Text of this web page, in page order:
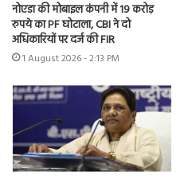
नोएडा की मोबाइल कंपनी में 19 करोड़
रुपये का PF घोटाला, CBI ने दो
अधिकारियों पर दर्ज की FIR
1 August 2026 - 2:13 PM